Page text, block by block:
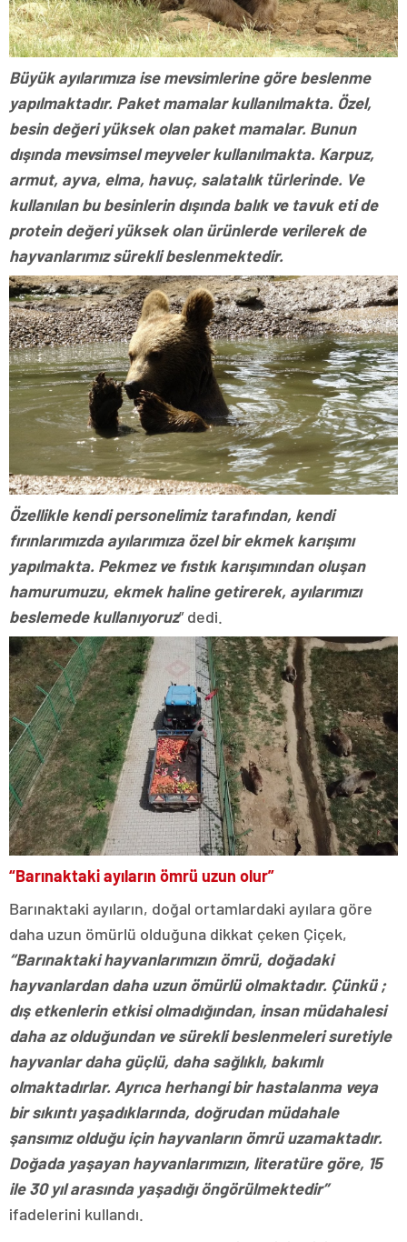
Büyük ayılarımıza ise mevsimlerine göre beslenme
yapılmaktadır. Paket mamalar kullanılmakta. Özel,
besin değeri yüksek olan paket mamalar. Bunun
dışında mevsimsel meyveler kullanılmakta. Karpuz,
armut, ayva, elma, havuç, salatalık türlerinde. Ve
kullanılan bu besinlerin dışında balık ve tavuk eti de
protein değeri yüksek olan ürünlerde verilerek de
hayvanlarımız sürekli beslenmektedir.
Özellikle kendi personelimiz tarafından, kendi
fırınlarımızda ayılarımıza özel bir ekmek karışımı
yapılmakta. Pekmez ve fıstık karışımından oluşan
hamurumuzu, ekmek haline getirerek, ayılarımızı
beslemede kullanıyoruz” dedi.
“Barınaktaki ayıların ömrü uzun olur”
Barınaktaki ayıların, doğal ortamlardaki ayılara göre
daha uzun ömürlü olduğuna dikkat çeken Çiçek,
“Barınaktaki hayvanlarımızın ömrü, doğadaki
hayvanlardan daha uzun ömürlü olmaktadır. Çünkü ;
dış etkenlerin etkisi olmadığından, insan müdahalesi
daha az olduğundan ve sürekli beslenmeleri suretiyle
hayvanlar daha güçlü, daha sağlıklı, bakımlı
olmaktadırlar. Ayrıca herhangi bir hastalanma veya
bir sıkıntı yaşadıklarında, doğrudan müdahale
şansımız olduğu için hayvanların ömrü uzamaktadır.
Doğada yaşayan hayvanlarımızın, literatüre göre, 15
ile 30 yıl arasında yaşadığı öngörülmektedir”
ifadelerini kullandı.